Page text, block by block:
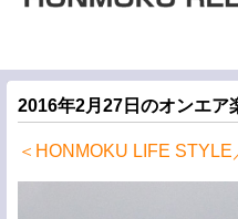
2016年2月27日のオンエア
＜HONMOKU LIFE STYLE